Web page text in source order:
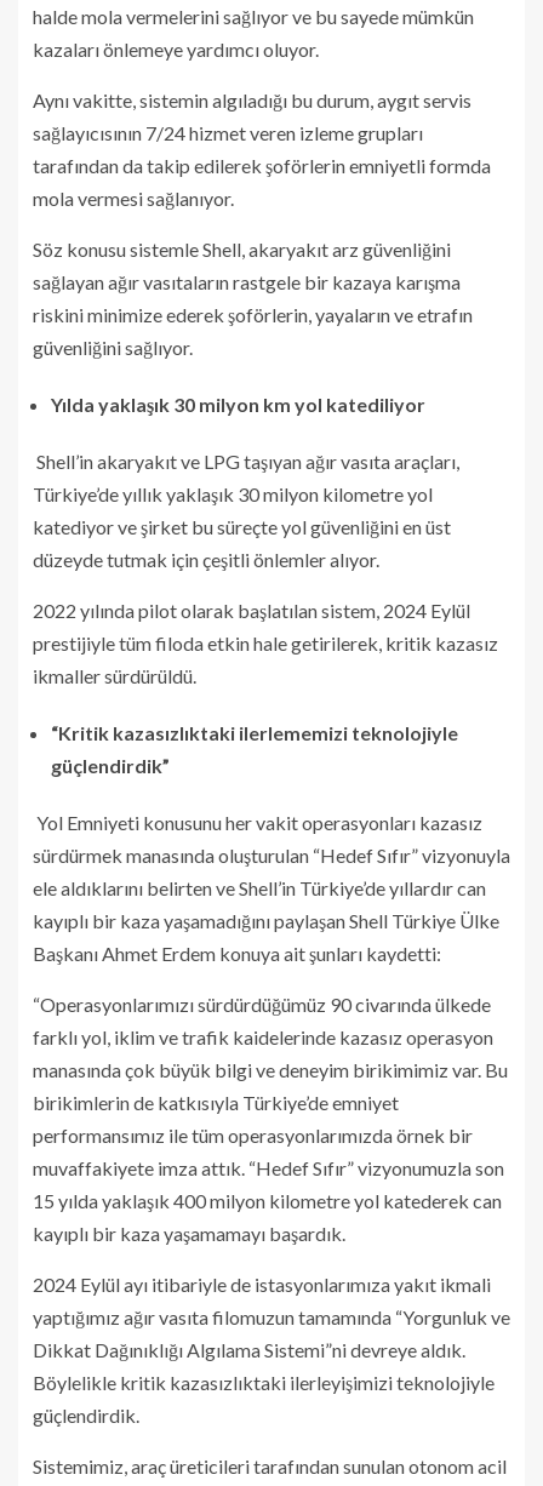
halde mola vermelerini sağlıyor ve bu sayede mümkün
kazaları önlemeye yardımcı oluyor.
Aynı vakitte, sistemin algıladığı bu durum, aygıt servis
sağlayıcısının 7/24 hizmet veren izleme grupları
tarafından da takip edilerek şoförlerin emniyetli formda
mola vermesi sağlanıyor.
Söz konusu sistemle Shell, akaryakıt arz güvenliğini
sağlayan ağır vasıtaların rastgele bir kazaya karışma
riskini minimize ederek şoförlerin, yayaların ve etrafın
güvenliğini sağlıyor.
Yılda yaklaşık 30 milyon km yol katediliyor
Shell’in akaryakıt ve LPG taşıyan ağır vasıta araçları,
Türkiye’de yıllık yaklaşık 30 milyon kilometre yol
katediyor ve şirket bu süreçte yol güvenliğini en üst
düzeyde tutmak için çeşitli önlemler alıyor.
2022 yılında pilot olarak başlatılan sistem, 2024 Eylül
prestijiyle tüm filoda etkin hale getirilerek, kritik kazasız
ikmaller sürdürüldü.
“Kritik kazasızlıktaki ilerlememizi teknolojiyle
güçlendirdik”
Yol Emniyeti konusunu her vakit operasyonları kazasız
sürdürmek manasında oluşturulan “Hedef Sıfır” vizyonuyla
ele aldıklarını belirten ve Shell’in Türkiye’de yıllardır can
kayıplı bir kaza yaşamadığını paylaşan Shell Türkiye Ülke
Başkanı Ahmet Erdem konuya ait şunları kaydetti:
“Operasyonlarımızı sürdürdüğümüz 90 civarında ülkede
farklı yol, iklim ve trafik kaidelerinde kazasız operasyon
manasında çok büyük bilgi ve deneyim birikimimiz var. Bu
birikimlerin de katkısıyla Türkiye’de emniyet
performansımız ile tüm operasyonlarımızda örnek bir
muvaffakiyete imza attık. “Hedef Sıfır” vizyonumuzla son
15 yılda yaklaşık 400 milyon kilometre yol katederek can
kayıplı bir kaza yaşamamayı başardık.
2024 Eylül ayı itibariyle de istasyonlarımıza yakıt ikmali
yaptığımız ağır vasıta filomuzun tamamında “Yorgunluk ve
Dikkat Dağınıklığı Algılama Sistemi”ni devreye aldık.
Böylelikle kritik kazasızlıktaki ilerleyişimizi teknolojiyle
güçlendirdik.
Sistemimiz, araç üreticileri tarafından sunulan otonom acil